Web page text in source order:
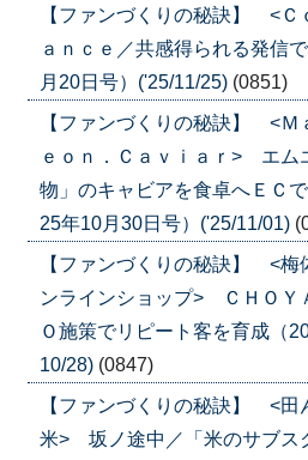
【ファンづくりの秘訣】 <
ａｎｃｅ／共感得られる発信
月20日号）('25/11/25) (0851)
【ファンづくりの秘訣】 <
ｅｏｎ．Ｃａｖｉａｒ> エム
物」のキャビアを食卓へＥＣ
25年10月30日号）('25/11/01)
【ファンづくりの秘訣】 <梅
ンラインショップ> ＣＨＯ
Ｏ施策でリピート客を育成（
10/28) (0847)
【ファンづくりの秘訣】 <
米> 坂ノ途中／「米のサブス